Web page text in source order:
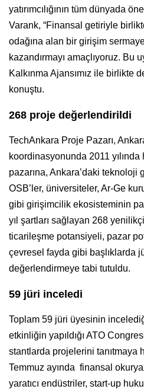
yatırımcılığının tüm dünyada
Varank, “Finansal getiriyle
odağına alan bir girişim
kazandırmayı amaçlıyoruz. Bu
Kalkınma Ajansımız ile birlikte
konuştu.
268 proje değerlendirildi
TechAnkara Proje Pazarı,
koordinasyonunda 2011
pazarına, Ankara’daki teknoloji
OSB’ler, üniversiteler, Ar-Ge
gibi girişimcilik ekosisteminin
yıl şartları sağlayan 268
ticarileşme potansiyeli, pazar
çevresel fayda gibi başlıklarda
değerlendirmeye tabi tutuldu.
59 jüri inceledi
Toplam 59 jüri üyesinin
etkinliğin yapıldığı ATO
stantlarda projelerini tanıtmaya
Temmuz ayında finansal
yaratıcı endüstriler, start-up